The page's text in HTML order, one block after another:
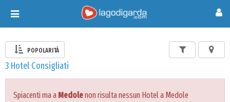
Toggle
navigation
POPOLARITÀ
3 Hotel Consigliati
Spiacenti ma a Medolenon risulta nessun Hotel a Medole